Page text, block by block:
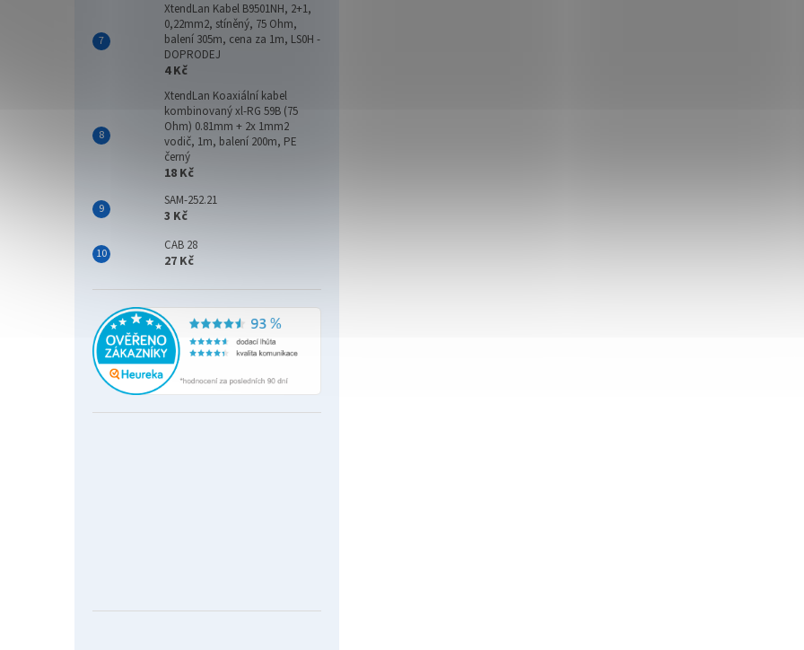
XtendLan Kabel B9501NH, 2+1,
0,22mm2, stíněný, 75 Ohm,
balení 305m, cena za 1m, LS0H -
DOPRODEJ
4 Kč
XtendLan Koaxiální kabel
kombinovaný xl-RG 59B (75
Ohm) 0.81mm + 2x 1mm2
vodič, 1m, balení 200m, PE
černý
18 Kč
SAM-252.21
3 Kč
CAB 28
27 Kč